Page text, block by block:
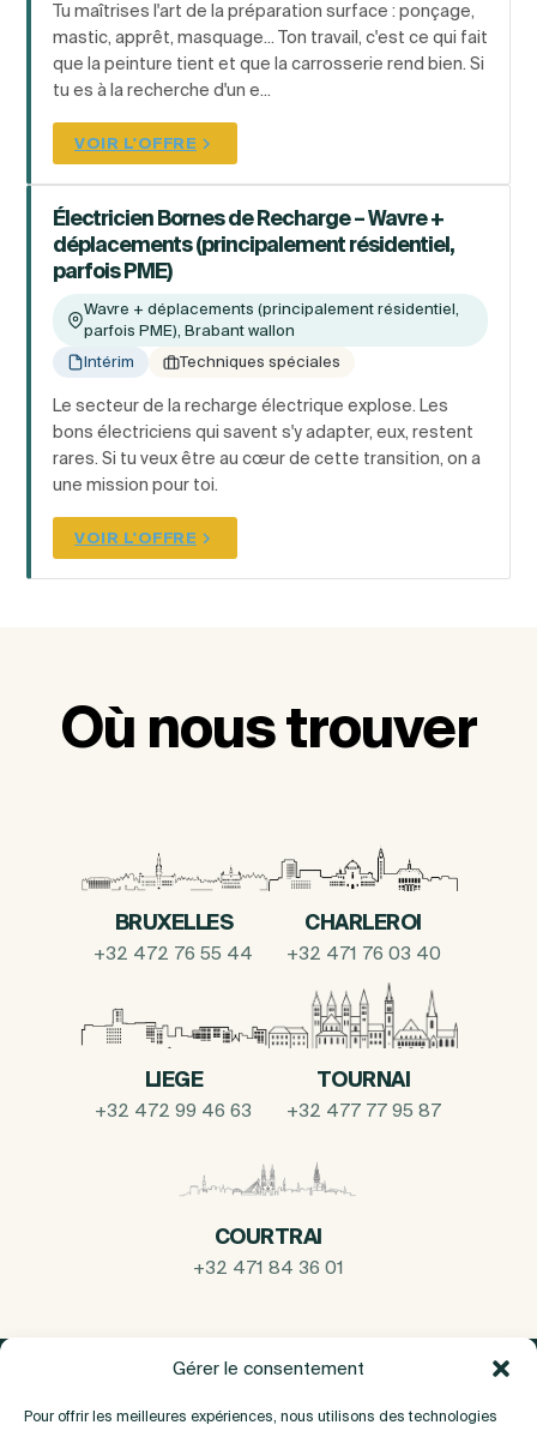
Gérer le consentement
Pour offrir les meilleures expériences, nous utilisons des technologies
Tu maîtrises l'art de la préparation surface : ponçage,
mastic, apprêt, masquage... Ton travail, c'est ce qui fait
que la peinture tient et que la carrosserie rend bien. Si
tu es à la recherche d'un e...
VOIR L'OFFRE
Électricien Bornes de Recharge – Wavre +
déplacements (principalement résidentiel,
parfois PME)
Wavre + déplacements (principalement résidentiel,
parfois PME), Brabant wallon
Intérim
Techniques spéciales
Le secteur de la recharge électrique explose. Les
bons électriciens qui savent s'y adapter, eux, restent
rares. Si tu veux être au cœur de cette transition, on a
une mission pour toi.
VOIR L'OFFRE
Où nous trouver
BRUXELLES
+32 472 76 55 44
CHARLEROI
+32 471 76 03 40
LIEGE
+32 472 99 46 63
TOURNAI
+32 477 77 95 87
COURTRAI
+32 471 84 36 01